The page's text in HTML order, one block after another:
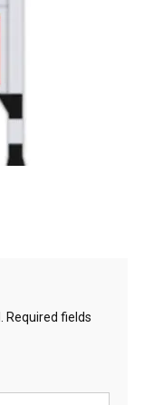
Required fields